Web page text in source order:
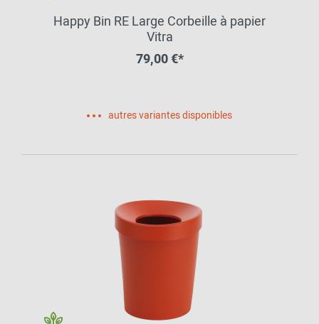
Happy Bin RE Large Corbeille à papier
Vitra
79,00 €*
autres variantes disponibles